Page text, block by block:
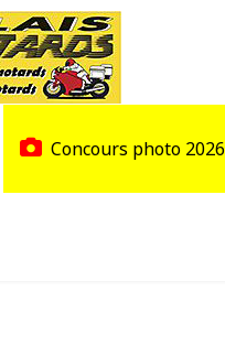
Concours photo 2026